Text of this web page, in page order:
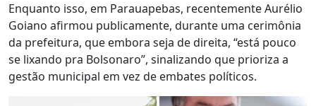
Enquanto isso, em Parauapebas, recentemente Aurélio
Goiano afirmou publicamente, durante uma cerimônia
da prefeitura, que embora seja de direita, “está pouco
se lixando pra Bolsonaro”, sinalizando que prioriza a
gestão municipal em vez de embates políticos.